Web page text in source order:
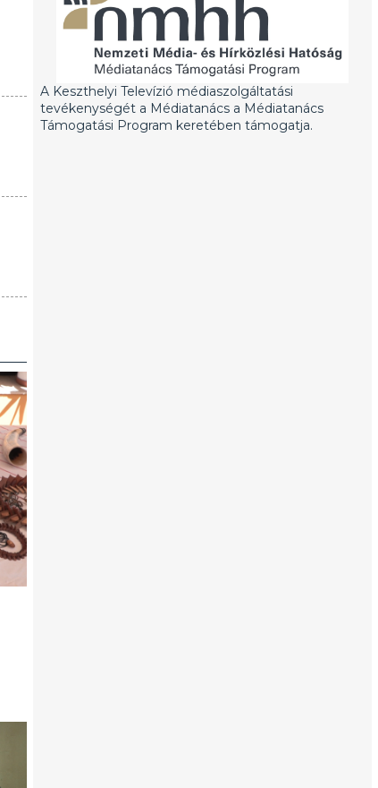
A Keszthelyi Televízió médiaszolgáltatási
tevékenységét a Médiatanács a Médiatanács
Támogatási Program keretében támogatja.